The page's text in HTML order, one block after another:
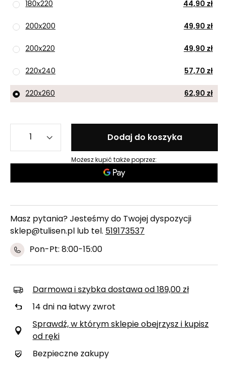
180x220 44,90 zł
200x200 49,90 zł
200x220 49,90 zł
220x240 57,70 zł
220x260 62,90 zł
Dodaj do koszyka
Możesz kupić także poprzez:
Masz pytania? Jesteśmy do Twojej dyspozycji
sklep@tulisen.pl lub tel. 519173537
Pon-Pt: 8:00-15:00
Darmowa i szybka dostawa od 189,00 zł
14 dni na łatwy zwrot
Sprawdź, w którym sklepie obejrzysz i kupisz
od ręki
Bezpieczne zakupy